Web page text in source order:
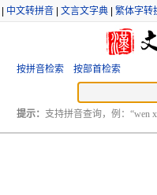
中文转拼音 文言文字典 繁体字转
按拼音检索 按部首检索
提示： 支持拼音查询，例：“wen